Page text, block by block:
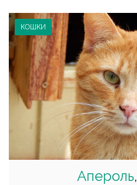
КОШКИ
Апероль,